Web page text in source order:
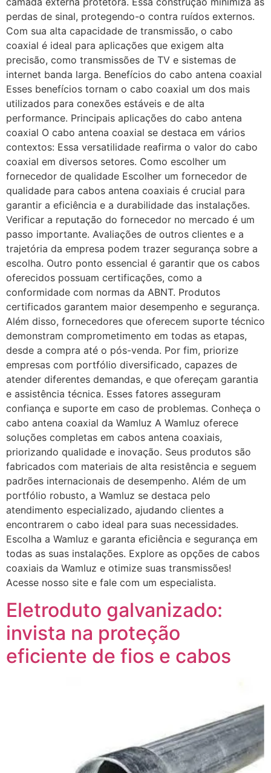
perdas de sinal, protegendo-o contra ruídos externos.
Com sua alta capacidade de transmissão, o cabo
coaxial é ideal para aplicações que exigem alta
precisão, como transmissões de TV e sistemas de
internet banda larga. Benefícios do cabo antena coaxial
Esses benefícios tornam o cabo coaxial um dos mais
utilizados para conexões estáveis e de alta
performance. Principais aplicações do cabo antena
coaxial O cabo antena coaxial se destaca em vários
contextos: Essa versatilidade reafirma o valor do cabo
coaxial em diversos setores. Como escolher um
fornecedor de qualidade Escolher um fornecedor de
qualidade para cabos antena coaxiais é crucial para
garantir a eficiência e a durabilidade das instalações.
Verificar a reputação do fornecedor no mercado é um
passo importante. Avaliações de outros clientes e a
trajetória da empresa podem trazer segurança sobre a
escolha. Outro ponto essencial é garantir que os cabos
oferecidos possuam certificações, como a
conformidade com normas da ABNT. Produtos
certificados garantem maior desempenho e segurança.
Além disso, fornecedores que oferecem suporte técnico
demonstram comprometimento em todas as etapas,
desde a compra até o pós-venda. Por fim, priorize
empresas com portfólio diversificado, capazes de
atender diferentes demandas, e que ofereçam garantia
e assistência técnica. Esses fatores asseguram
confiança e suporte em caso de problemas. Conheça o
cabo antena coaxial da Wamluz A Wamluz oferece
soluções completas em cabos antena coaxiais,
priorizando qualidade e inovação. Seus produtos são
fabricados com materiais de alta resistência e seguem
padrões internacionais de desempenho. Além de um
portfólio robusto, a Wamluz se destaca pelo
atendimento especializado, ajudando clientes a
encontrarem o cabo ideal para suas necessidades.
Escolha a Wamluz e garanta eficiência e segurança em
todas as suas instalações. Explore as opções de cabos
coaxiais da Wamluz e otimize suas transmissões!
Acesse nosso site e fale com um especialista.
Eletroduto galvanizado:
invista na proteção
eficiente de fios e cabos